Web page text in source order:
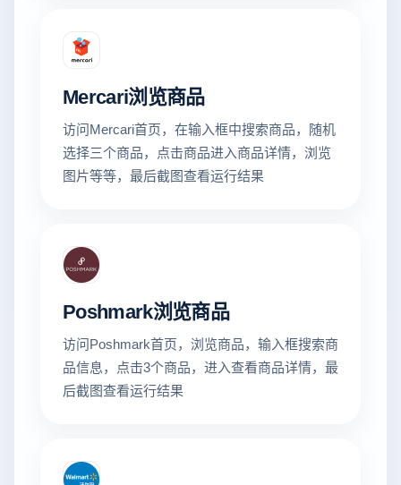
Mercari浏览商品
访问Mercari首页，在输入框中搜索商品，随机
选择三个商品，点击商品进入商品详情，浏览
图片等等，最后截图查看运行结果
Poshmark浏览商品
访问Poshmark首页，浏览商品，输入框搜索商
品信息，点击3个商品，进入查看商品详情，最
后截图查看运行结果